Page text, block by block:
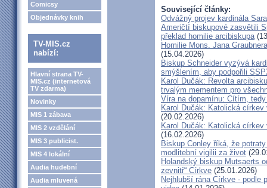
Comicsy
Objednávky knih
TV-MIS.cz
nabízí:
Hlavní strana TV-
MIS.cz (internetová
TV zdarma)
Novinky
MIS 1 zábava
MIS 2 vzdělání
MIS 3 publicist.
MIS 4 lokální
Audia hudební
Audia mluvená
Související články:
Odvážný projev kardinála
Američtí biskupové zasvětili
překlad homilie arcibiskupa
Homilie Mons. Jana
(15.04.2026)
Biskup Schneider vyzývá
smýšlením, aby podpořili
Karol Dučák: Revolta
trvalým mementem pro
Víra na dopamínu: Cítím,
Karol Dučák: Katolická
(20.02.2026)
Karol Dučák: Katolická
(16.02.2026)
Biskup Conley říká, že
modlitební vigilii za život
Holandský biskup Mutsaerts
zevnitř“ Církve (25.01.2026)
Nejhlubší rána Církve - podle